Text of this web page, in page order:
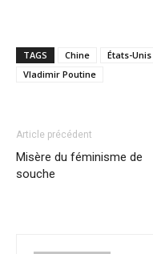
TAGS Chine États-Unis
Vladimir Poutine
Article précédent
Misère du féminisme de
souche